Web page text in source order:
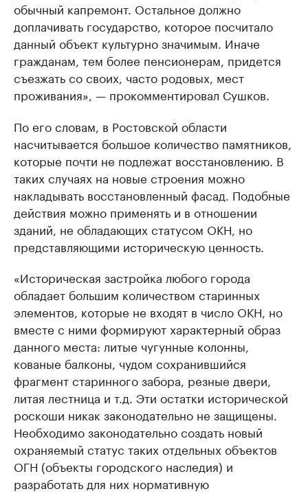
обычный капремонт. Остальное должно
доплачивать государство, которое посчитало
данный объект культурно значимым. Иначе
гражданам, тем более пенсионерам, придется
съезжать со своих, часто родовых, мест
проживания», — прокомментировал Сушков.
По его словам, в Ростовской области
насчитывается большое количество памятников,
которые почти не подлежат восстановлению. В
таких случаях на новые строения можно
накладывать восстановленный фасад. Подобные
действия можно применять и в отношении
зданий, не обладающих статусом ОКН, но
представляющими историческую ценность.
«Историческая застройка любого города
обладает большим количеством старинных
элементов, которые не входят в число ОКН, но
вместе с ними формируют характерный образ
данного места: литые чугунные колонны,
кованые балконы, чудом сохранившийся
фрагмент старинного забора, резные двери,
литая лестница и т.д. Эти остатки исторической
роскоши никак законодательно не защищены.
Необходимо законодательно создать новый
охраняемый статус таких отдельных объектов
ОГН (объекты городского наследия) и
разработать для них нормативную